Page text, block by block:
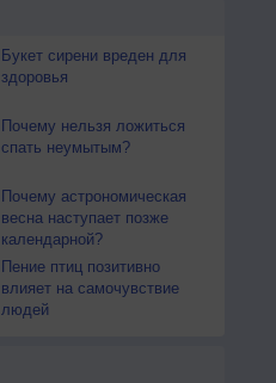
Букет сирени вреден для
здоровья
Почему нельзя ложиться
спать неумытым?
Почему астрономическая
весна наступает позже
календарной?
Пение птиц позитивно
влияет на самочувствие
людей